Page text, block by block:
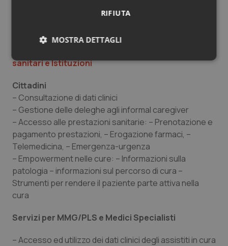
governo, (iii) estendere i dati disponibili per ricerca a
sanitari e Istituzioni
Cittadini
– Consultazione di dati clinici
– Gestione delle deleghe agli informal caregiver
– Accesso alle prestazioni sanitarie: – Prenotazione e
pagamento prestazioni, – Erogazione farmaci, –
Telemedicina, – Emergenza-urgenza
– Empowerment nelle cure: – Informazioni sulla
patologia – informazioni sul percorso di cura –
Strumenti per rendere il paziente parte attiva nella
cura
Servizi per MMG/PLS e Medici Specialisti
– Accesso ed utilizzo dei dati clinici degli assistiti in cura
RIFIUTA
MOSTRA DETTAGLI
Necessari Statistici Marketing
Necessari Statistici Marketing
I cookie necessari contribuiscono a rendere fruibile il
sito web abilitandone funzionalità di base quali la
navigazione sulle pagine e l'accesso alle aree
protette del sito. Il sito web non è in grado di
funzionare correttamente senza questi cookie.
VISITOR_PRIVACY_METADATA
YouTube
.youtube.com